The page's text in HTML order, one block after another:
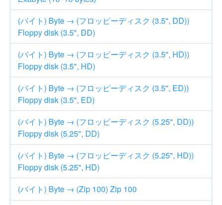
(バイト) Byte → (フロッピーディスク (3.5", DD))
Floppy disk (3.5", DD)
(バイト) Byte → (フロッピーディスク (3.5", HD))
Floppy disk (3.5", HD)
(バイト) Byte → (フロッピーディスク (3.5", ED))
Floppy disk (3.5", ED)
(バイト) Byte → (フロッピーディスク (5.25", DD))
Floppy disk (5.25", DD)
(バイト) Byte → (フロッピーディスク (5.25", HD))
Floppy disk (5.25", HD)
(バイト) Byte → (Zip 100) Zip 100